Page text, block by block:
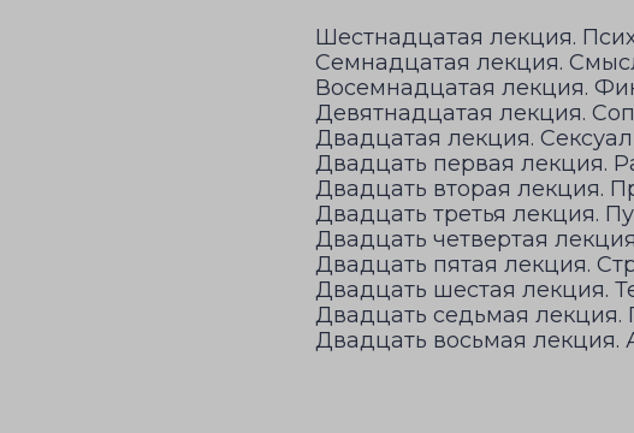
Шестнадцатая лекция.
Семнадцатая лекция.
Восемнадцатая лекция.
Девятнадцатая лекция.
Двадцатая лекция.
Двадцать первая лекция.
Двадцать вторая лекция.
Двадцать третья лекция.
Двадцать четвертая
Двадцать пятая лекция.
Двадцать шестая лекция.
Двадцать седьмая лекция.
Двадцать восьмая лекция.